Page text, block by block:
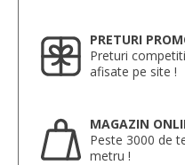
PRETURI
Preturi
afisate pe site !
MAGAZIN
Peste 3000 de
metru !